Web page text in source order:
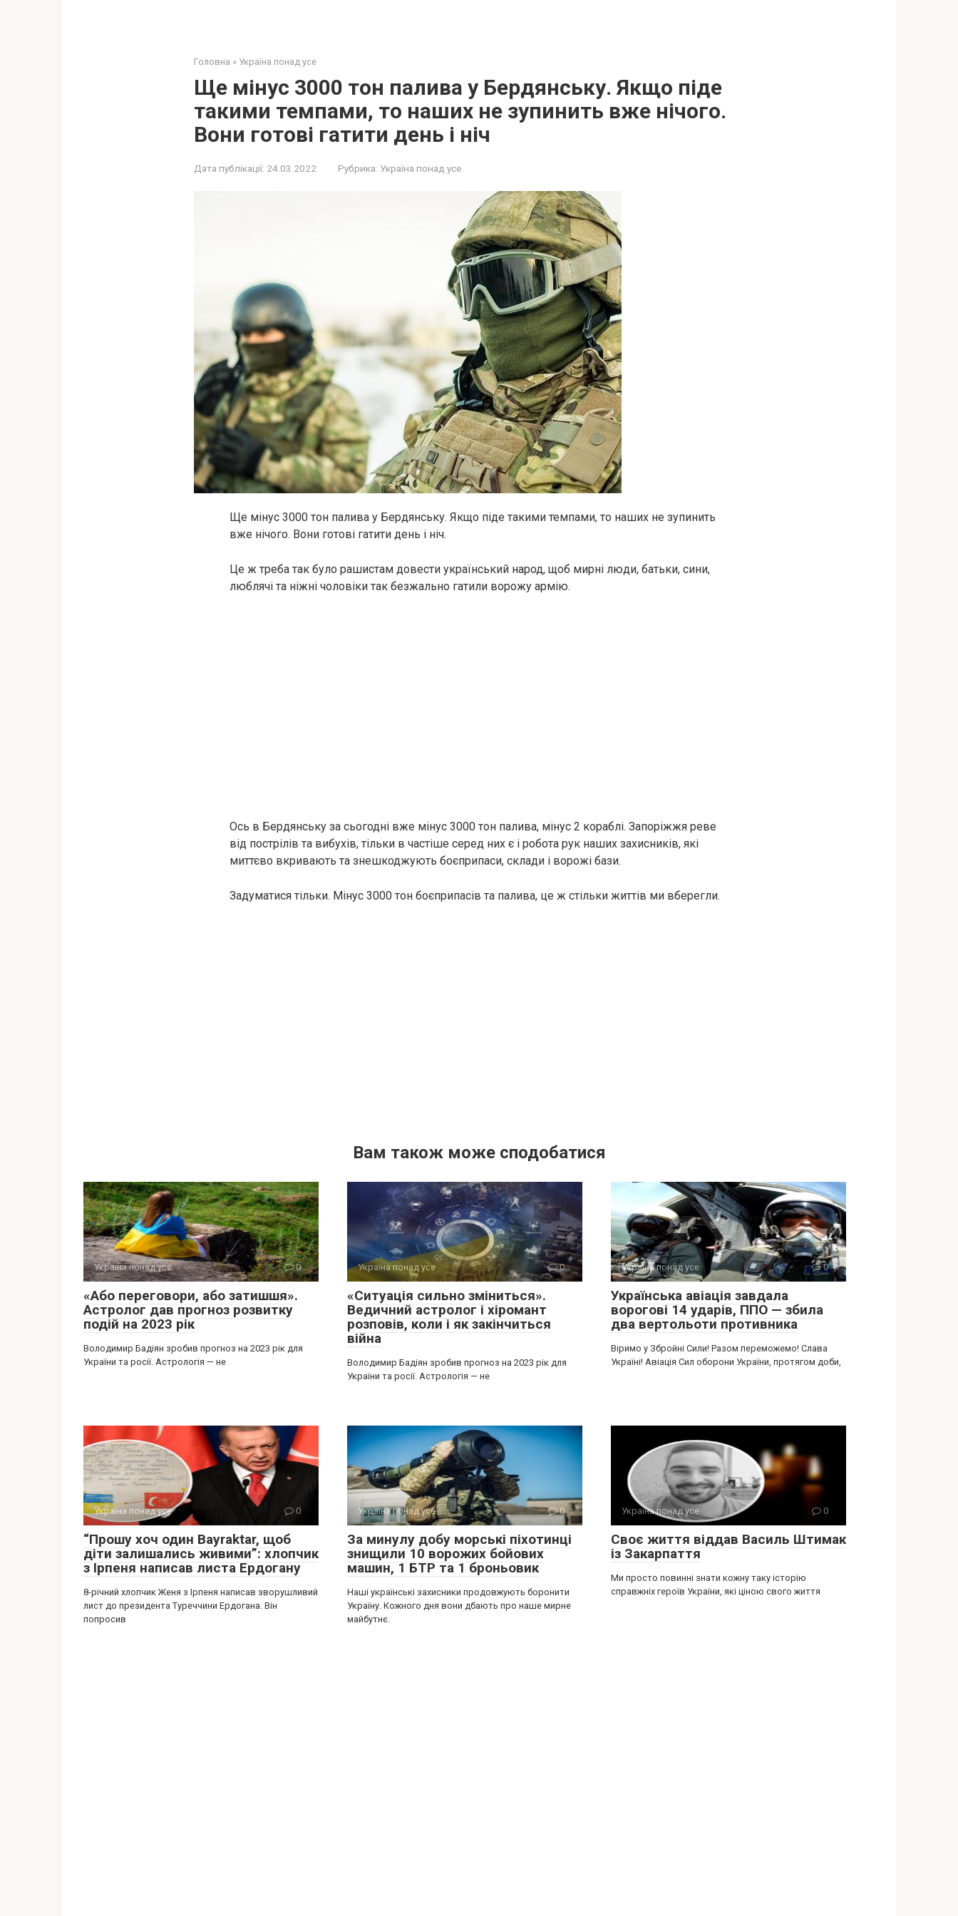
Головна » Україна понад усе
Ще мінус 3000 тон палива у Бердянську. Якщо піде
такими темпами, то наших не зупинить вже нічого.
Вони готові гатити день і ніч
Дата публікації: 24.03.2022 Рубрика: Україна понад усе
Ще мінус 3000 тон палива у Бердянську. Якщо піде такими темпами, то наших не зупинить
вже нічого. Вони готові гатити день і ніч.
Це ж треба так було рашистам довести український народ, щоб мирні люди, батьки, сини,
люблячі та ніжні чоловіки так безжально гатили ворожу армію.
Ось в Бердянську за сьогодні вже мінус 3000 тон палива, мінус 2 кораблі. Запоріжжя реве
від пострілів та вибухів, тільки в частіше серед них є і робота рук наших захисників, які
миттєво вкривають та знешкоджують боєприпаси, склади і ворожі бази.
Задуматися тільки. Мінус 3000 тон боєприпасів та палива, це ж стільки життів ми вберегли.
Вам також може сподобатися
Україна понад усе 0
«Або переговори, або затишшя».
Астролог дав прогноз розвитку
подій на 2023 рік
Володимир Бадіян зробив прогноз на 2023 рік для
України та росії. Астрологія — не
Україна понад усе 0
«Ситуація сильно зміниться».
Ведичний астролог і хіромант
розповів, коли і як закінчиться
війна
Володимир Бадіян зробив прогноз на 2023 рік для
України та росії. Астрологія — не
Україна понад усе 0
Українська авіація завдала
ворогові 14 ударів, ППО — збила
два вертольоти противника
Віримо у Збройні Сили! Разом переможемо! Слава
Україні! Авіація Сил оборони України, протягом доби,
Україна понад усе 0
“Прошу хоч один Bayraktar, щоб
діти залишались живими”: хлопчик
з Ірпеня написав листа Ердогану
8-річний хлопчик Женя з Ірпеня написав зворушливий
лист до президента Туреччини Ердогана. Він
попросив
Україна понад усе 0
За минулу добу морські піхотинці
знищили 10 ворожих бойових
машин, 1 БТР та 1 броньовик
Наші українські захисники продовжують боронити
Україну. Кожного дня вони дбають про наше мирне
майбутнє.
Україна понад усе 0
Своє життя віддав Василь Штимак
із Закарпаття
Ми просто повинні знати кожну таку історію
справжніх героїв України, які ціною свого життя